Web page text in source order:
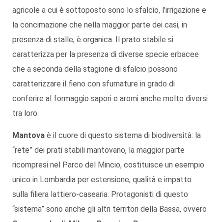
agricole a cui è sottoposto sono lo sfalcio, l’irrigazione e
la concimazione che nella maggior parte dei casi, in
presenza di stalle, è organica. Il prato stabile si
caratterizza per la presenza di diverse specie erbacee
che a seconda della stagione di sfalcio possono
caratterizzare il fieno con sfumature in grado di
conferire al formaggio sapori e aromi anche molto diversi
tra loro.
Mantova è il cuore di questo sistema di biodiversità: la
“rete” dei prati stabili mantovano, la maggior parte
ricompresi nel Parco del Mincio, costituisce un esempio
unico in Lombardia per estensione, qualità e impatto
sulla filiera lattiero-casearia. Protagonisti di questo
“sistema” sono anche gli altri territori della Bassa, ovvero